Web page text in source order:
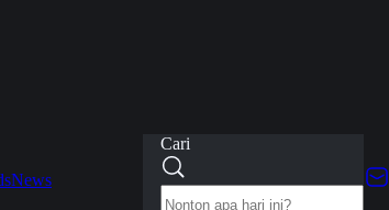
News
Cari